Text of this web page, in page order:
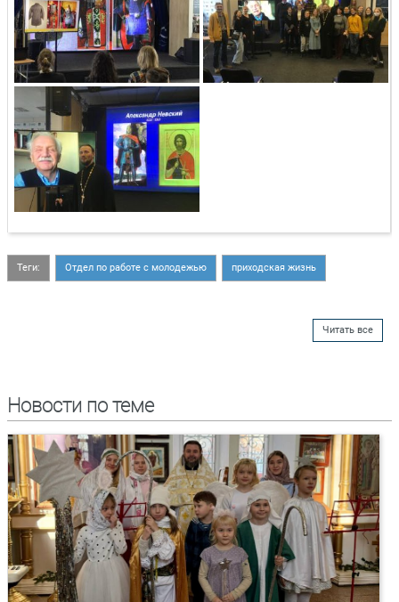
Теги: Отдел по работе с молодежью приходская жизнь
Читать все
Новости по теме